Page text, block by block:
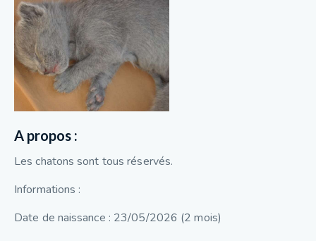
A propos :
Les chatons sont tous réservés.
Informations :
Date de naissance : 23/05/2026 (2 mois)